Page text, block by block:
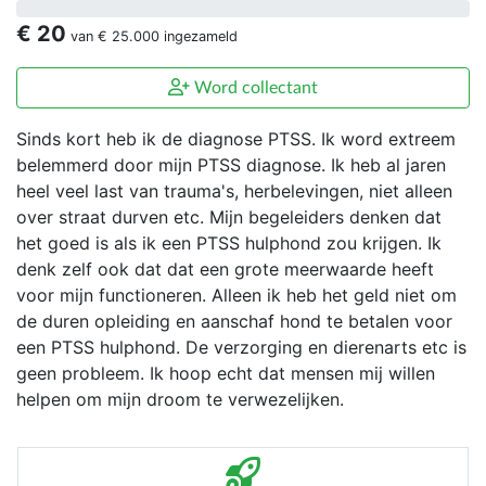
€ 20 van € 25.000 ingezameld
Word collectant
Sinds kort heb ik de diagnose PTSS. Ik word extreem
belemmerd door mijn PTSS diagnose. Ik heb al jaren
heel veel last van trauma's, herbelevingen, niet alleen
over straat durven etc. Mijn begeleiders denken dat
het goed is als ik een PTSS hulphond zou krijgen. Ik
denk zelf ook dat dat een grote meerwaarde heeft
voor mijn functioneren. Alleen ik heb het geld niet om
de duren opleiding en aanschaf hond te betalen voor
een PTSS hulphond. De verzorging en dierenarts etc is
geen probleem. Ik hoop echt dat mensen mij willen
helpen om mijn droom te verwezelijken.